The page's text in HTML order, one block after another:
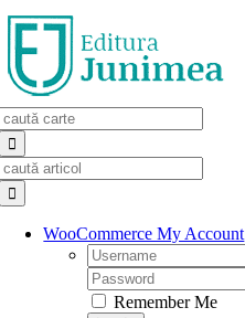
Skip
to
content
WooCommerce My Account
Username:
Password:
Remember Me